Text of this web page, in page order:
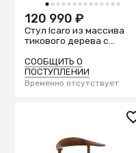
1 2 3 4 5 6 7 8 9 1011121314
120 990 ₽
Стул Icaro из массива
тикового дерева с
веревочным шнуром
СООБЩИТЬ О
ПОСТУПЛЕНИИ
Временно отсутствует